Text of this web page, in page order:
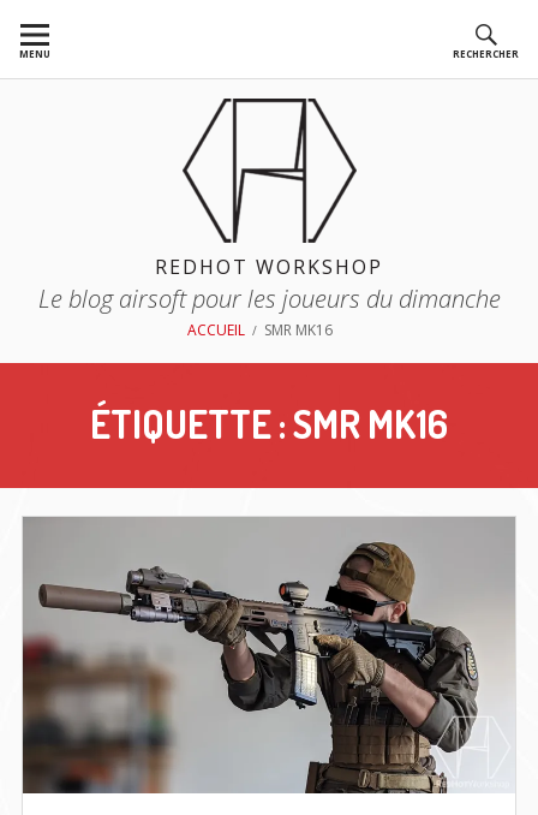
auMENU RECHERCHER
REDHOT WORKSHOP
Le blog airsoft pour les joueurs du dimanche
ACCUEIL SMR MK16
ÉTIQUETTE :SMR MK16